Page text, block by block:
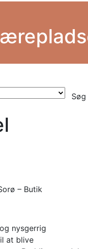
Søg
– Butik
nysgerrig
at blive